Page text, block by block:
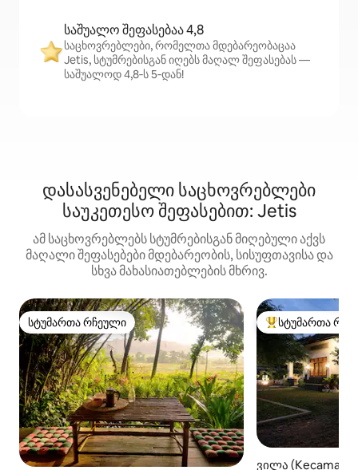
საშუალო შეფასებაა 4,8
საცხოვრებლები, რომელთა მდებარეობაცაა
Jetis, სტუმრებისგან იღებს მაღალ შეფასებას —
საშუალოდ 4,8‑ს 5‑დან!
დასასვენებელი საცხოვრებლები
საუკეთესო შეფასებით: Jetis
ამ საცხოვრებლებს სტუმრებისგან მიღებული აქვს
მაღალი შეფასებები მდებარეობის, სისუფთავისა და
სხვა მახასიათებლების მხრივ.
სტუმართა რჩეული
სტუმართა რჩეული სტუმართა
სტუმართა
ვილა